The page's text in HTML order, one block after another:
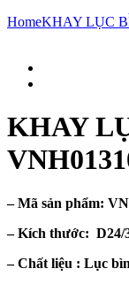
HomeKHAY LỤC
KHAY
– Mã sản phẩm:
– Kích thước: D24/
– Chất liệu : Lục